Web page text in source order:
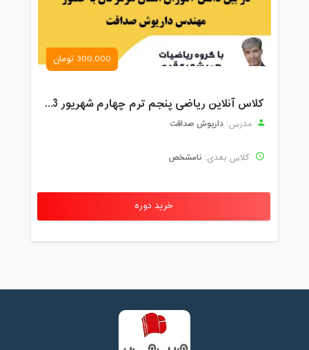
300,000 تومان
کلاس آنلاین ریاضی پنجم ترم چهارم شهریور 1403
مدرس: داریوش صداقت
کلاس بعدی: نامشخص
خرید دوره